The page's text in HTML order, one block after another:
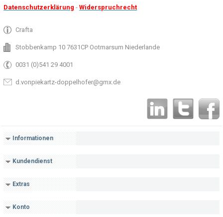
Datenschutzerklärung -Widerspruchrecht
Crafta
Stobbenkamp 10 7631CP Ootmarsum Niederlande
0031 (0)541 29 4001
d.vonpiekartz-doppelhofer@gmx.de
Informationen
Kundendienst
Extras
Konto